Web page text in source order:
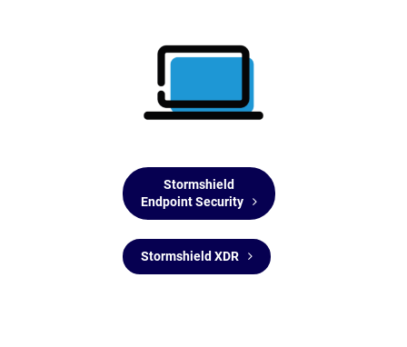
Stormshield
Endpoint Security
Stormshield XDR